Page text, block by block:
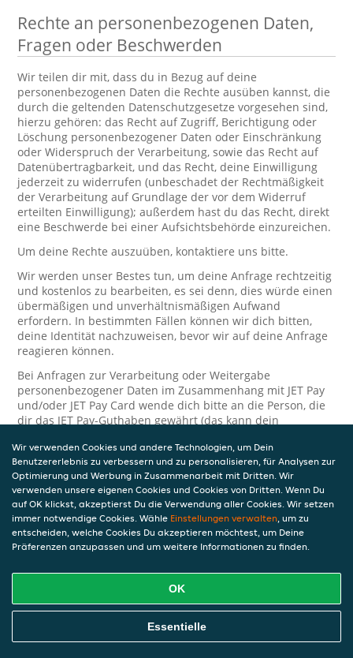
Rechte an personenbezogenen Daten,
Fragen oder Beschwerden
Wir teilen dir mit, dass du in Bezug auf deine
personenbezogenen Daten die Rechte ausüben kannst, die
durch die geltenden Datenschutzgesetze vorgesehen sind,
hierzu gehören: das Recht auf Zugriff, Berichtigung oder
Löschung personenbezogener Daten oder Einschränkung
oder Widerspruch der Verarbeitung, sowie das Recht auf
Datenübertragbarkeit, und das Recht, deine Einwilligung
jederzeit zu widerrufen (unbeschadet der Rechtmäßigkeit
der Verarbeitung auf Grundlage der vor dem Widerruf
erteilten Einwilligung); außerdem hast du das Recht, direkt
eine Beschwerde bei einer Aufsichtsbehörde einzureichen.
Um deine Rechte auszuüben, kontaktiere uns bitte.
Wir werden unser Bestes tun, um deine Anfrage rechtzeitig
und kostenlos zu bearbeiten, es sei denn, dies würde einen
übermäßigen und unverhältnismäßigen Aufwand
erfordern. In bestimmten Fällen können wir dich bitten,
deine Identität nachzuweisen, bevor wir auf deine Anfrage
reagieren können.
Bei Anfragen zur Verarbeitung oder Weitergabe
personenbezogener Daten im Zusammenhang mit JET Pay
und/oder JET Pay Card wende dich bitte an die Person, die
dir das JET Pay-Guthaben gewährt (das kann dein
erforderlich, da JET und die Person, die dir das Guthaben
gewährt, eine separate Verantwortung für die Verarbeitung
und den Schutz deiner personenbezogenen Daten haben.
Solltest du weitere Fragen oder Beschwerden in Bezug auf
die Verarbeitung deiner personenbezogenen Daten haben,
kontaktieren wir dich gerne. Wir würden uns auch über
Tipps oder Vorschläge zur Verbesserung unserer Erklärung
JET nimmt den Schutz personenbezogener Daten sehr ernst
und daher ergreifen wir angemessene Maßnahmen, um
Wir verwenden Cookies und andere Technologien, um Dein
Benutzererlebnis zu verbessern und zu personalisieren, für Analysen zur
Optimierung und Werbung in Zusammenarbeit mit Dritten. Wir
verwenden unsere eigenen Cookies und Cookies von Dritten. Wenn Du
auf OK klickst, akzeptierst Du die Verwendung aller Cookies. Wir setzen
immer notwendige Cookies. Wähle Einstellungen verwalten, um zu
entscheiden, welche Cookies Du akzeptieren möchtest, um Deine
Präferenzen anzupassen und um weitere Informationen zu finden.
OK
Essentielle